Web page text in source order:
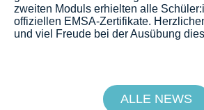
zweiten Moduls erhielten alle
offiziellen EMSA-Zertifikate.
und viel Freude bei der Ausübung
ALLE NEWS